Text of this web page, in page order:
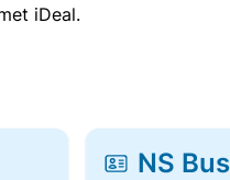
iDeal.
NS